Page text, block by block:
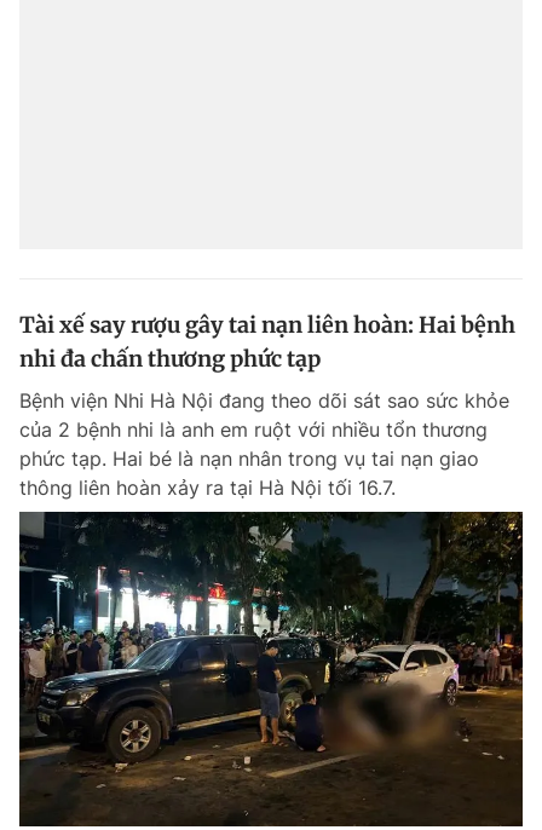
Tài xế say rượu gây tai nạn liên hoàn: Hai bệnh
nhi đa chấn thương phức tạp
Bệnh viện Nhi Hà Nội đang theo dõi sát sao sức khỏe
của 2 bệnh nhi là anh em ruột với nhiều tổn thương
phức tạp. Hai bé là nạn nhân trong vụ tai nạn giao
thông liên hoàn xảy ra tại Hà Nội tối 16.7.